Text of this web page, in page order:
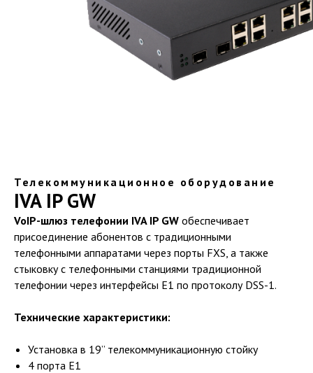
Телекоммуникационное оборудование
IVA IP GW
VoIP-шлюз телефонии IVA IP GW обеспечивает
присоединение абонентов с традиционными
телефонными аппаратами через порты FXS, а также
стыковку с телефонными станциями традиционной
телефонии через интерфейсы Е1 по протоколу DSS-1.
Технические характеристики:
Установка в 19” телекоммуникационную стойку
4 порта E1